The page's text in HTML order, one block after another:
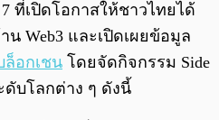
ที่เปิดโอกาสให้ชาวไทยได้
น Web3 และเปิดเผยข้อมูล
ล็อกเชน โดยจัดกิจกรรม Side
ดับโลกต่าง ๆ ดังนี้